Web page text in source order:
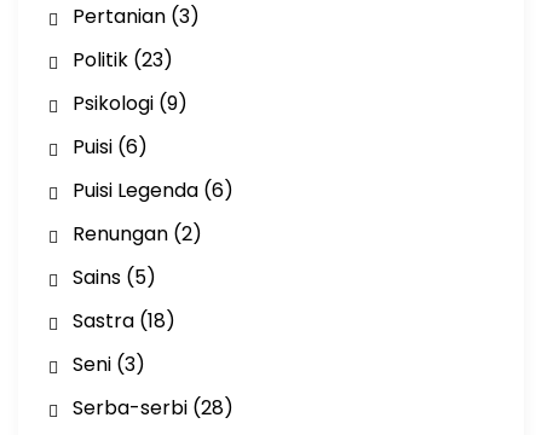
Pertanian(3)
Politik(23)
Psikologi(9)
Puisi(6)
Puisi Legenda(6)
Renungan(2)
Sains(5)
Sastra(18)
Seni(3)
Serba-serbi(28)